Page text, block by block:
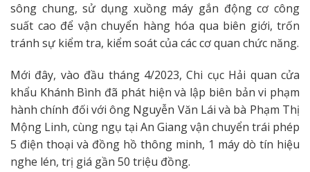
sông chung, sử dụng xuồng máy gắn động cơ công
suất cao để vận chuyển hàng hóa qua biên giới, trốn
tránh sự kiểm tra, kiểm soát của các cơ quan chức năng.
Mới đây, vào đầu tháng 4/2023, Chi cục Hải quan cửa
khẩu Khánh Bình đã phát hiện và lập biên bản vi phạm
hành chính đối với ông Nguyễn Văn Lái và bà Phạm Thị
Mộng Linh, cùng ngụ tại An Giang vận chuyển trái phép
5 điện thoại và đồng hồ thông minh, 1 máy dò tín hiệu
nghe lén, trị giá gần 50 triệu đồng.